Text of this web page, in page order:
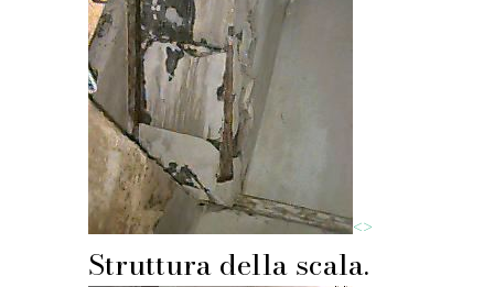
<>
Struttura della scala.